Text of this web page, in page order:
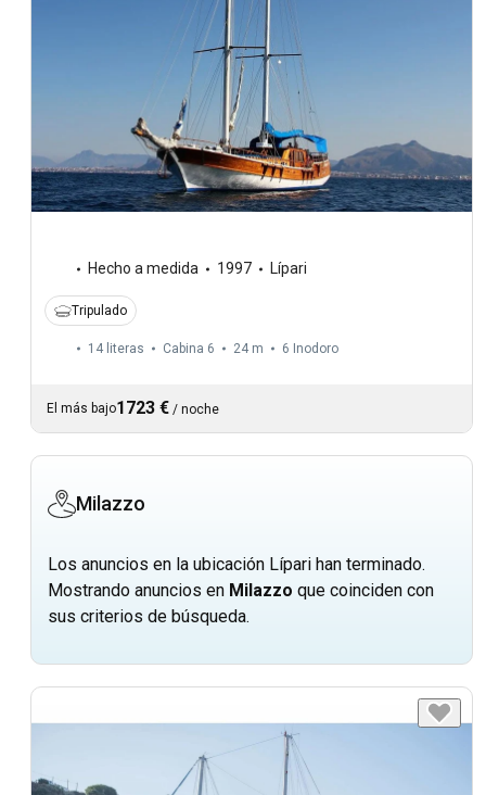
Hecho a medida 1997 Lípari
Tripulado
14 literas Cabina 6 24 m 6 Inodoro
El más bajo1723 € / noche
Milazzo
Los anuncios en la ubicación Lípari han terminado.
Mostrando anuncios en Milazzo que coinciden con
sus criterios de búsqueda.